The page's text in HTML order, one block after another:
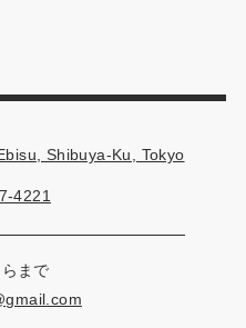
Shibuya-Ku, Tokyo
4221
まで